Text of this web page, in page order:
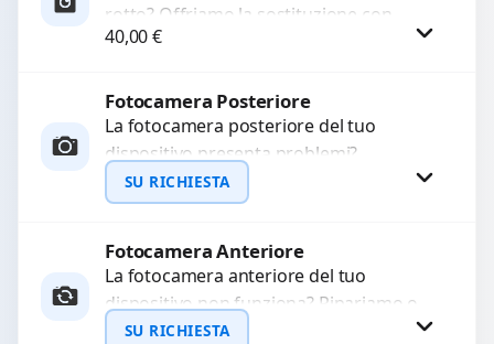
rotto? Offriamo la sostituzione con
ricambi di alta qualità garantiti per 3
40,00€
Procedi
Fotocamera Posteriore
La fotocamera posteriore del tuo
dispositivo presenta problemi?
Interveniamo per risolvere guasti come
immagini sfocate, messa a fuoco non
SU RICHIESTA
Richiedi Preventivo
WhatsApp
Fotocamera Anteriore
La fotocamera anteriore del tuo
dispositivo non funziona? Ripariamo o
sostituiamo fotocamere guaste con
SU RICHIESTA